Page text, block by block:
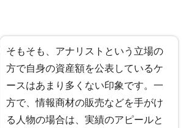
そもそも、アナリストという立場の
方で自身の資産額を公表しているケ
ースはあまり多くない印象です。一
方で、情報商材の販売などを手がけ
る人物の場合は、実績のアピールと